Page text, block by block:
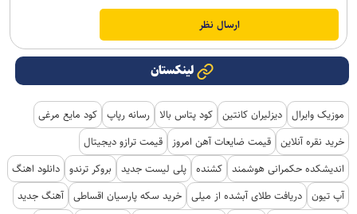
لینکستان
موزیک وایرال دیزلیران کانتین کود پتاس بالا رسانه رپاپ کود مایع مرغی
خرید نقره آنلاین قیمت ضایعات آهن امروز
قیمت ترازو دیجیتال
اندیشکده حکمرانی هوشمند کشنده پلی لیست جدید بروکر ترندو دانلود اهنگ
آپ تیون دریافت طلای آبشده از میلی خرید سکه پارسیان اقساطی آهنگ جدید